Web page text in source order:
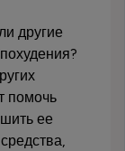
другие
помочь
ее